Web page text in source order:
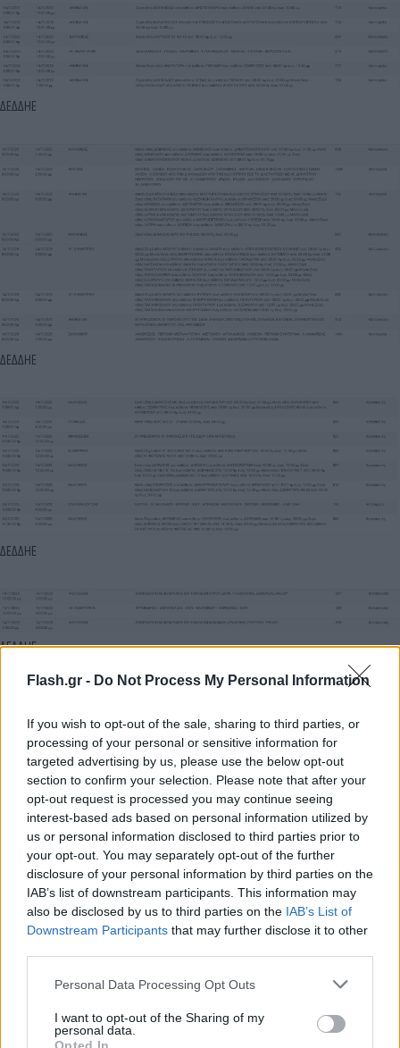
Flash.gr - Do Not Process My Personal Information
If you wish to opt-out of the sale, sharing to third parties, or
processing of your personal or sensitive information for
targeted advertising by us, please use the below opt-out
section to confirm your selection. Please note that after your
opt-out request is processed you may continue seeing
interest-based ads based on personal information utilized by
us or personal information disclosed to third parties prior to
your opt-out. You may separately opt-out of the further
disclosure of your personal information by third parties on the
IAB’s list of downstream participants. This information may
also be disclosed by us to third parties on the IAB’s List of
Downstream Participants that may further disclose it to other
Please note that this website/app uses one or more Google
not limited to your visit or usage behaviour. You may click to
grant or deny consent to Google and its third-party tags to
Personal Data Processing Opt Outs
I want to opt-out of the Sharing of my
personal data.
ΔΕΔΔΗΕ
ΔΕΔΔΗΕ
ΔΕΔΔΗΕ
ΔΕΔΔΗΕ
ρεύματος
Σε τέτοια περίπτωση είναι σημαντικό να
ακολουθήσουμε ορισμένες βασικές οδηγίες για να
προστατεύσουμε τον εαυτό μας και το σπίτι μας.